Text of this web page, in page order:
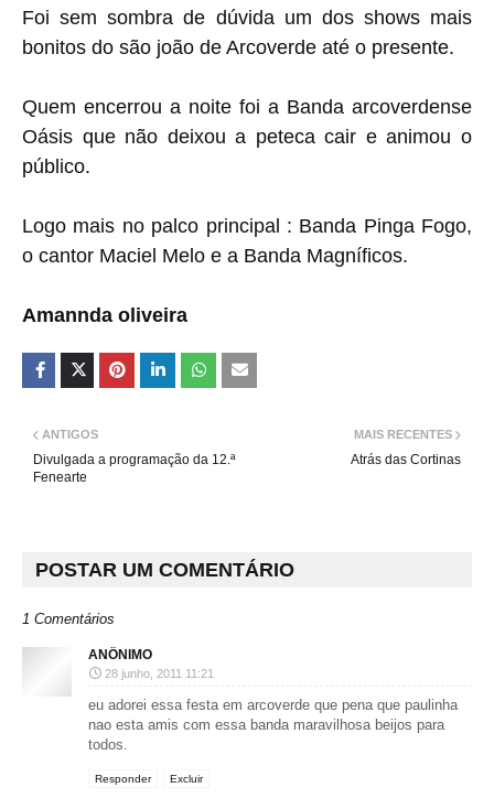
Foi sem sombra de dúvida um dos shows mais
bonitos do são joão de Arcoverde até o presente.
Quem encerrou a noite foi a Banda arcoverdense
Oásis que não deixou a peteca cair e animou o
público.
Logo mais no palco principal : Banda Pinga Fogo,
o cantor Maciel Melo e a Banda Magníficos.
Amannda oliveira
MAIS RECENTES
Atrás das Cortinas
ANTIGOS
Divulgada a programação da 12.ª
Fenearte
POSTAR UM COMENTÁRIO
1 Comentários
ANÔNIMO
28 junho, 2011 11:21
eu adorei essa festa em arcoverde que pena que paulinha
nao esta amis com essa banda maravilhosa beijos para
todos.
Responder Excluir